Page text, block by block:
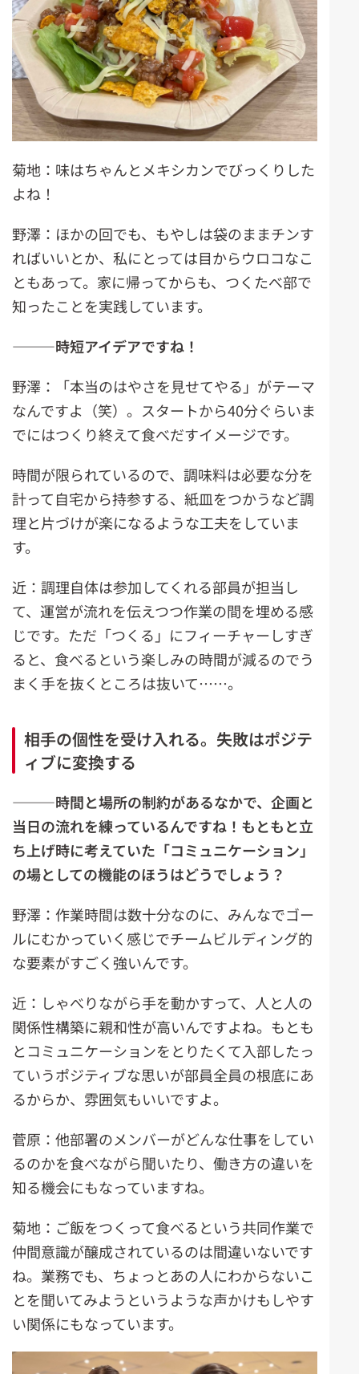
菊地：味はちゃんとメキシカンでびっくりした
よね！
野澤：ほかの回でも、もやしは袋のままチンす
ればいいとか、私にとっては目からウロコなこ
ともあって。家に帰ってからも、つくたべ部で
知ったことを実践しています。
―――時短アイデアですね！
野澤：「本当のはやさを見せてやる」がテーマ
なんですよ（笑）。スタートから40分ぐらいま
でにはつくり終えて食べだすイメージです。
時間が限られているので、調味料は必要な分を
計って自宅から持参する、紙皿をつかうなど調
理と片づけが楽になるような工夫をしていま
す。
近：調理自体は参加してくれる部員が担当し
て、運営が流れを伝えつつ作業の間を埋める感
じです。ただ「つくる」にフィーチャーしすぎ
ると、食べるという楽しみの時間が減るのでう
まく手を抜くところは抜いて……。
相手の個性を受け入れる。失敗はポジテ
ィブに変換する
―――時間と場所の制約があるなかで、企画と
当日の流れを練っているんですね！もともと立
ち上げ時に考えていた「コミュニケーション」
の場としての機能のほうはどうでしょう？
野澤：作業時間は数十分なのに、みんなでゴー
ルにむかっていく感じでチームビルディング的
な要素がすごく強いんです。
近：しゃべりながら手を動かすって、人と人の
関係性構築に親和性が高いんですよね。もとも
とコミュニケーションをとりたくて入部したっ
ていうポジティブな思いが部員全員の根底にあ
るからか、雰囲気もいいですよ。
菅原：他部署のメンバーがどんな仕事をしてい
るのかを食べながら聞いたり、働き方の違いを
知る機会にもなっていますね。
菊地：ご飯をつくって食べるという共同作業で
仲間意識が醸成されているのは間違いないです
ね。業務でも、ちょっとあの人にわからないこ
とを聞いてみようというような声かけもしやす
い関係にもなっています。